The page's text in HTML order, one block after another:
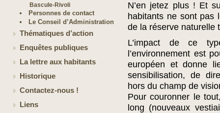
Bascule-Rivoli
Personnes de contact
Le Conseil d’Administration
Thématiques d’action
Enquêtes publiques
La lettre aux habitants
Historique
Contactez-nous !
Liens
N’en jetez plus ! Et
habitants ne sont pas
de la réserve naturelle
L’impact de ce
l’environnement est
européen et donne
sensibilisation, de
hors du champ de
Pour couronner le
long (nouveaux